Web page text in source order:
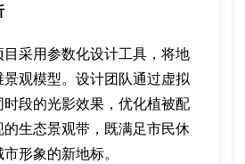
采用参数化设计工具，将地
观模型。设计团队通过虚拟
段的光影效果，优化植被配
生态景观带，既满足市民休
形象的新地标。